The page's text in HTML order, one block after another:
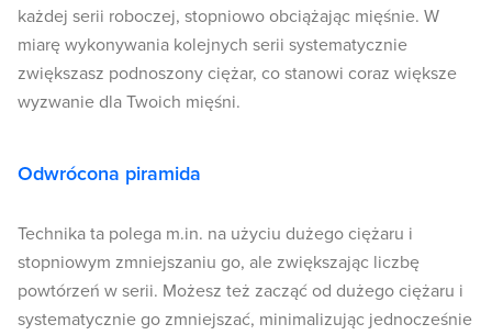
każdej serii roboczej, stopniowo obciążając mięśnie. W
miarę wykonywania kolejnych serii systematycznie
zwiększasz podnoszony ciężar, co stanowi coraz większe
wyzwanie dla Twoich mięśni.
Odwrócona piramida
Technika ta polega m.in. na użyciu dużego ciężaru i
stopniowym zmniejszaniu go, ale zwiększając liczbę
powtórzeń w serii. Możesz też zacząć od dużego ciężaru i
systematycznie go zmniejszać, minimalizując jednocześnie